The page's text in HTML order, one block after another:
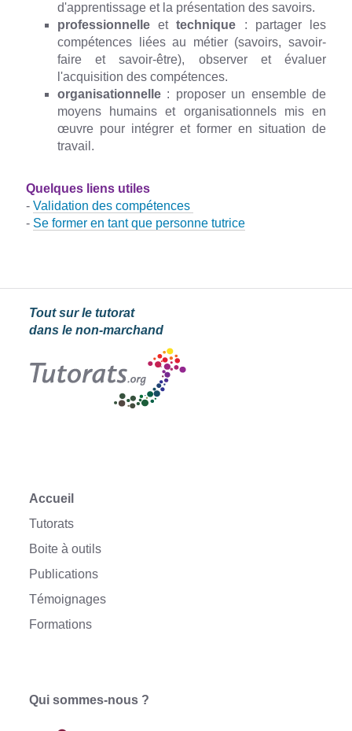
d'apprentissage et la présentation des savoirs.
professionnelleettechnique : partager les
compétences liées au métier (savoirs, savoir-
faire et savoir-être), observer et évaluer
l'acquisition des compétences.
organisationnelle: proposer un ensemble de
moyens humains et organisationnels mis en
œuvre pour intégrer et former en situation de
travail.
Quelques liens utiles
- Validation des compétences
- Se former en tant que personne tutrice
Tout sur le tutorat
dans le non-marchand
Accueil
Tutorats
Boite à outils
Publications
Témoignages
Formations
Qui sommes-nous ?